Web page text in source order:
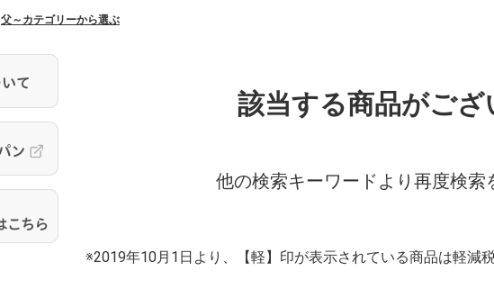
父～カテゴリーから選ぶ
該当する商品がござ
他の検索キーワードより再度検索
※2019年10月1日より、【軽】印が表示されている商品は軽減